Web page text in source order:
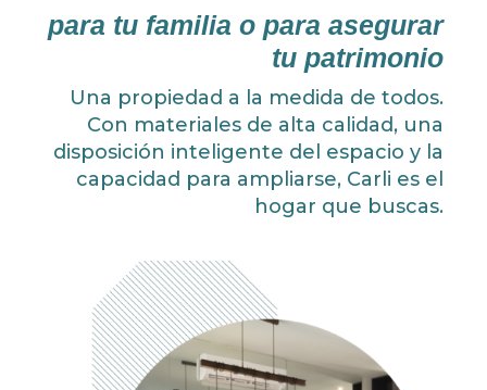
para tu familia o para asegurar
tu patrimonio
Una propiedad a la medida de todos.
Con materiales de alta calidad, una
disposición inteligente del espacio y la
capacidad para ampliarse, Carli es el
hogar que buscas.